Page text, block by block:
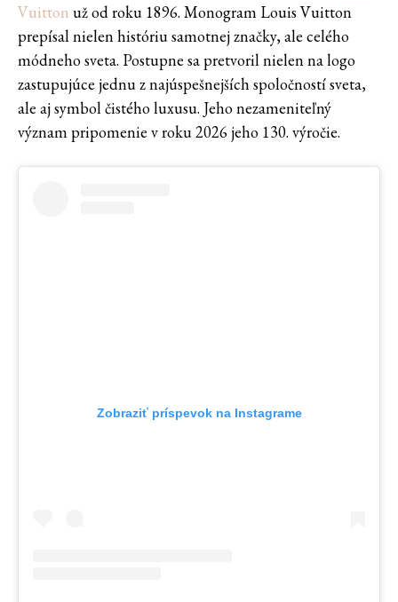
Vuitton už od roku 1896. Monogram Louis Vuitton
prepísal nielen históriu samotnej značky, ale celého
módneho sveta. Postupne sa pretvoril nielen na logo
zastupujúce jednu z najúspešnejších spoločností sveta,
ale aj symbol čistého luxusu. Jeho nezameniteľný
význam pripomenie v roku 2026 jeho 130. výročie.
Zobraziť príspevok na Instagrame